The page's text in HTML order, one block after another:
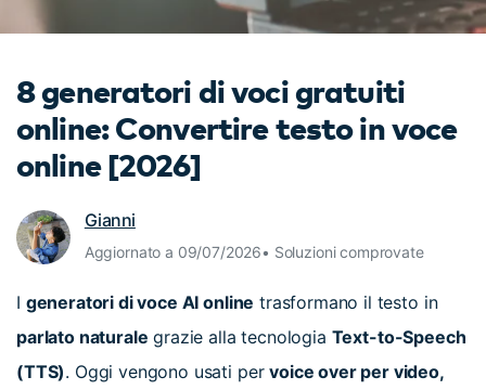
Tip per YouTube
Apprendimento
8 generatori di voci gratuiti
online: Convertire testo in voce
online [2026]
Gianni
Aggiornato a 09/07/2026• Soluzioni comprovate
I generatori di voce AI online trasformano il testo in
parlato naturale grazie alla tecnologia Text-to-Speech
(TTS). Oggi vengono usati pervoice over per video,